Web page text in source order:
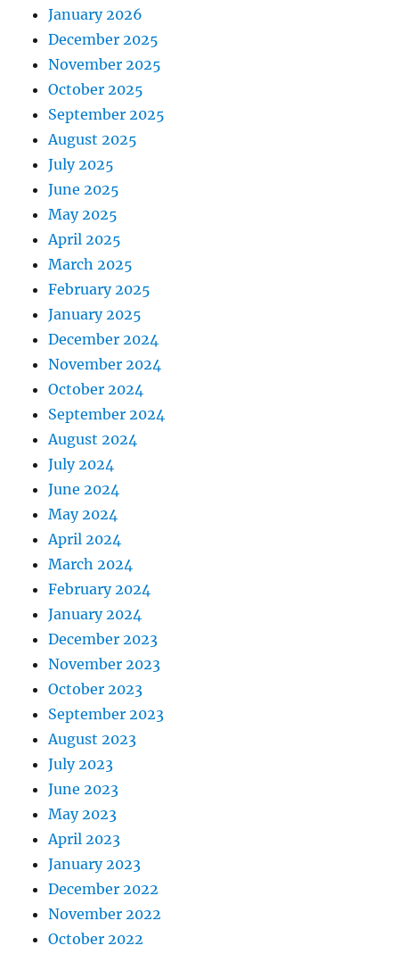
January 2026
December 2025
November 2025
October 2025
September 2025
August 2025
July 2025
June 2025
May 2025
April 2025
March 2025
February 2025
January 2025
December 2024
November 2024
October 2024
September 2024
August 2024
July 2024
June 2024
May 2024
April 2024
March 2024
February 2024
January 2024
December 2023
November 2023
October 2023
September 2023
August 2023
July 2023
June 2023
May 2023
April 2023
January 2023
December 2022
November 2022
October 2022